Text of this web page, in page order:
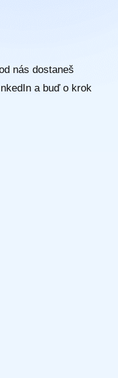
nás dostaneš
a buď o krok